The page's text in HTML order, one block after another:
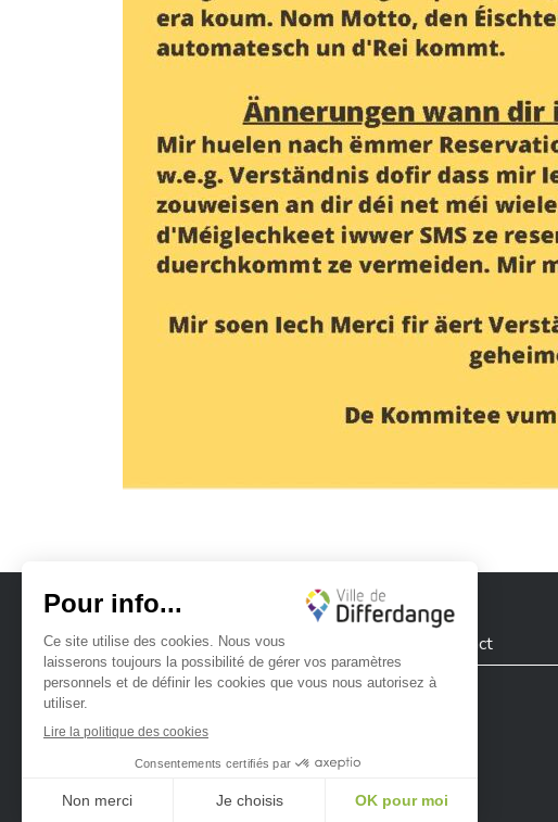
Ville de Differdange sur Facebook
Ville de Differdange sur Instagram
Ville de Differdange sur YouTube
Contact